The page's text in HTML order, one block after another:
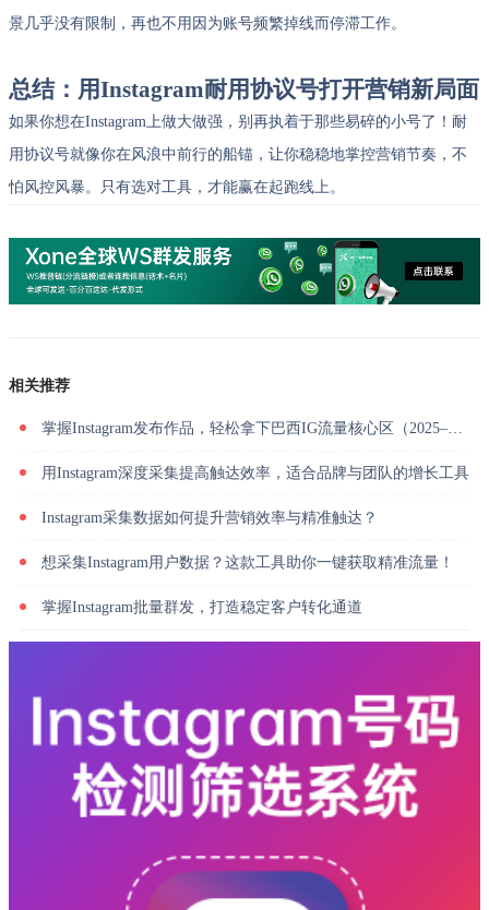
景几乎没有限制，再也不用因为账号频繁掉线而停滞工作。
总结：用Instagram耐用协议号打开营销新局面
如果你想在Instagram上做大做强，别再执着于那些易碎的小号了！耐
用协议号就像你在风浪中前行的船锚，让你稳稳地掌控营销节奏，不
怕风控风暴。只有选对工具，才能赢在起跑线上。
相关推荐
掌握Instagram发布作品，轻松拿下巴西IG流量核心区（2025–2026 数据版）
用Instagram深度采集提高触达效率，适合品牌与团队的增长工具
Instagram采集数据如何提升营销效率与精准触达？
想采集Instagram用户数据？这款工具助你一键获取精准流量！
掌握Instagram批量群发，打造稳定客户转化通道